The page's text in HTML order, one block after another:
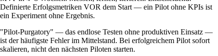
Definierte Erfolgsmetriken VOR dem Start — ein Pilot ohne KPIs ist
ein Experiment ohne Ergebnis.
"Pilot-Purgatory" — das endlose Testen ohne produktiven Einsatz —
ist der häufigste Fehler im Mittelstand. Bei erfolgreichem Pilot sofort
skalieren, nicht den nächsten Piloten starten.